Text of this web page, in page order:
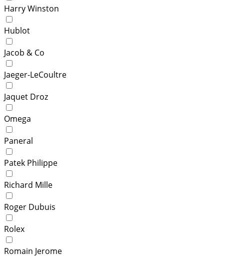
Harry Winston
Hublot
Jacob & Co
Jaeger-LeCoultre
Jaquet Droz
Omega
Paneral
Patek Philippe
Richard Mille
Roger Dubuis
Rolex
Romain Jerome